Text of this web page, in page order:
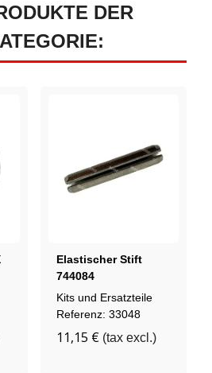
DER
Elastischer Stift
744084
Kits und Ersatzteile
Referenz: 33048
11,15 € (tax excl.)